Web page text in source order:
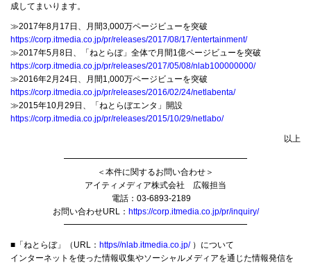
成してまいります。
≫2017年8月17日、月間3,000万ページビューを突破
https://corp.itmedia.co.jp/pr/releases/2017/08/17/entertainment/
≫2017年5月8日、「ねとらぼ」全体で月間1億ページビューを突破
https://corp.itmedia.co.jp/pr/releases/2017/05/08/nlab100000000/
≫2016年2月24日、月間1,000万ページビューを突破
https://corp.itmedia.co.jp/pr/releases/2016/02/24/netlabenta/
≫2015年10月29日、「ねとらぼエンタ」開設
https://corp.itmedia.co.jp/pr/releases/2015/10/29/netlabo/
以上
━━━━━━━━━━━━━━━━━━━━━━
＜本件に関するお問い合わせ＞
アイティメディア株式会社 広報担当
電話：03-6893-2189
お問い合わせURL： https://corp.itmedia.co.jp/pr/inquiry/
━━━━━━━━━━━━━━━━━━━━━━
■「ねとらぼ」（URL： https//nlab.itmedia.co.jp/）について
インターネットを使った情報収集やソーシャルメディアを通じた情報発信を